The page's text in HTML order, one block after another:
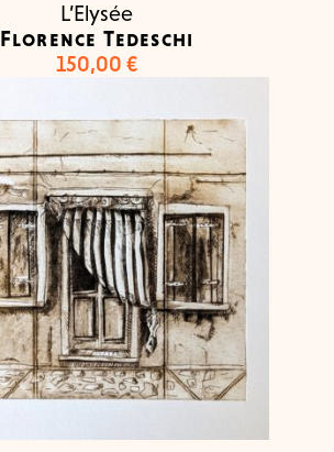
L’Elysée
Florence Tedeschi
150,00 €